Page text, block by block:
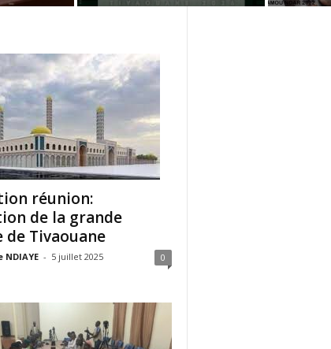
réunion:
de la grande
de Tivaouane
- 5 juillet 2025 0